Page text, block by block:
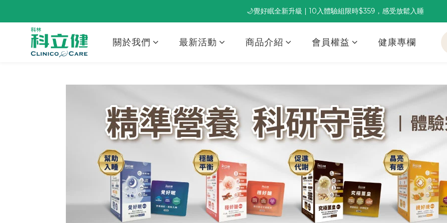
董事長推薦保養組合｜體驗價 $1,800 起，最高享 6 折
🌙覺好眠全新升級 | 10入體驗組限時$359，感受放鬆入睡
關於我們 最新活動 商品介紹 會員權益 健康專欄